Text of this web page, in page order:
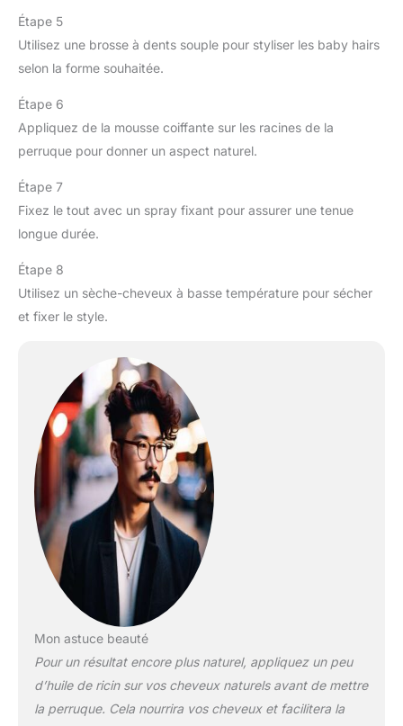
Étape 5
Utilisez une brosse à dents souple pour styliser les baby hairs
selon la forme souhaitée.
Étape 6
Appliquez de la mousse coiffante sur les racines de la
perruque pour donner un aspect naturel.
Étape 7
Fixez le tout avec un spray fixant pour assurer une tenue
longue durée.
Étape 8
Utilisez un sèche-cheveux à basse température pour sécher
et fixer le style.
Mon astuce beauté
Pour un résultat encore plus naturel, appliquez un peu
d’huile de ricin sur vos cheveux naturels avant de mettre
la perruque. Cela nourrira vos cheveux et facilitera la